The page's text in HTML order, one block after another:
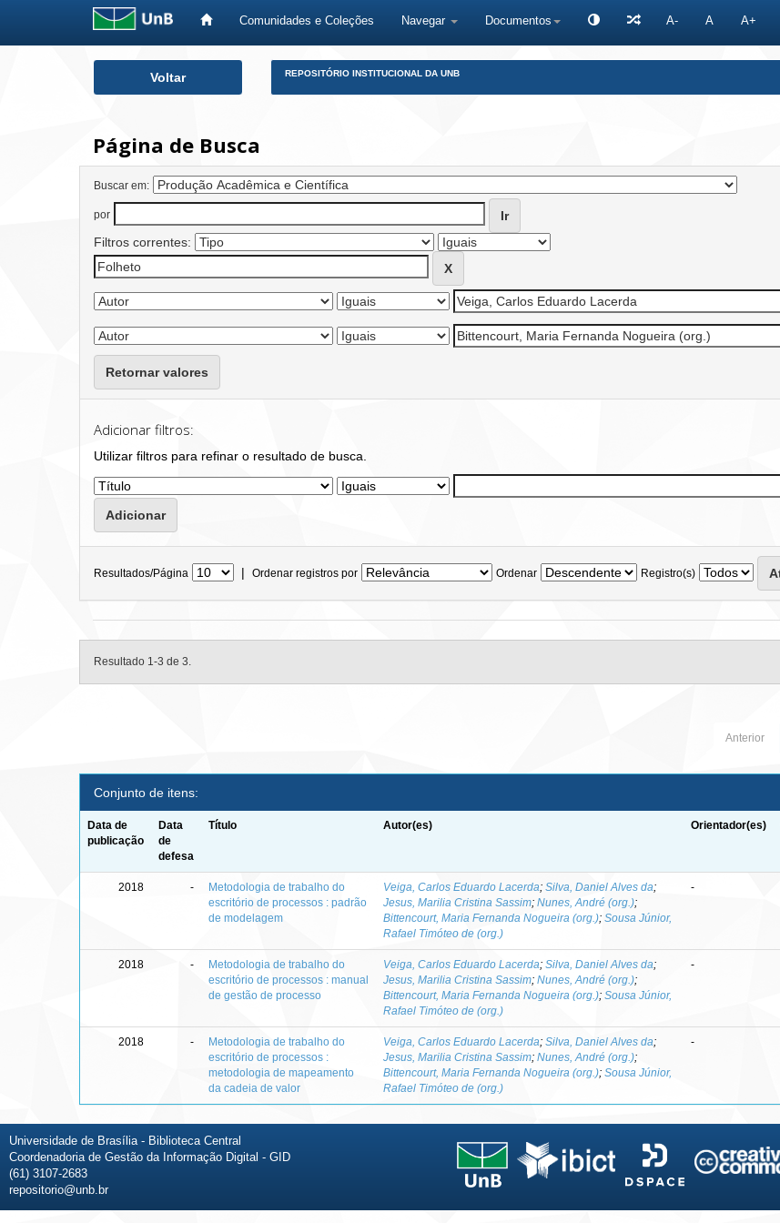
Comunidades e Coleções Navegar Documentos A- A A+
Voltar REPOSITÓRIO INSTITUCIONAL DA UNB
Página de Busca
Buscar em:
por
Filtros correntes:
Retornar valores
Adicionar filtros:
Utilizar filtros para refinar o resultado de busca.
Resultados/Página | Ordenar registros por Ordenar Registro(s)
Resultado 1-3 de 3.
Anterior
Conjunto de itens:
Data de
publicação
Data
de
defesa
Título Autor(es) Orientador(es)
2018 -
Metodologia de trabalho do
escritório de processos : padrão
de modelagem
Veiga, Carlos Eduardo Lacerda;Silva, Daniel Alves da;
Jesus, Marilia Cristina Sassim;Nunes, André (org.);
Bittencourt, Maria Fernanda Nogueira (org.);Sousa Júnior,
Rafael Timóteo de (org.)
-
2018 -
Metodologia de trabalho do
escritório de processos : manual
de gestão de processo
Veiga, Carlos Eduardo Lacerda;Silva, Daniel Alves da;
Jesus, Marilia Cristina Sassim;Nunes, André (org.);
Bittencourt, Maria Fernanda Nogueira (org.);Sousa Júnior,
Rafael Timóteo de (org.)
-
2018 -
Metodologia de trabalho do
escritório de processos :
metodologia de mapeamento
da cadeia de valor
Veiga, Carlos Eduardo Lacerda;Silva, Daniel Alves da;
Jesus, Marilia Cristina Sassim;Nunes, André (org.);
Bittencourt, Maria Fernanda Nogueira (org.);Sousa Júnior,
Rafael Timóteo de (org.)
-
Universidade de Brasília - Biblioteca Central
Coordenadoria de Gestão da Informação Digital - GID
(61) 3107-2683
repositorio@unb.br